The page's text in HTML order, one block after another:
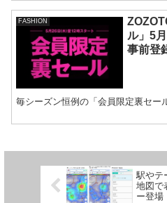
FASHION
ル」5
事前登
毎シーズン恒例の「会員限定裏セー
駅やテ
地図で
ー登場